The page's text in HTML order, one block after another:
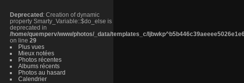
Deprecated : Creation of dynamic
property Smarty_Variable::$do_else is
deprecated in
/home/quemperv/www/photos/_data/templates_c/
on line 29
Plus vues
Mieux notées
Photos récentes
Albums récents
Photos au hasard
Calendrier